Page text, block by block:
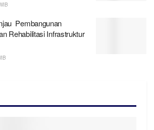
Pembangunan
Rehabilitasi Infrastruktur